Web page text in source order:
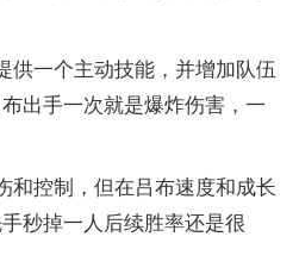
供一个主动技能，并增加队伍
出手一次就是爆炸伤害，一
和控制，但在吕布速度和成长
秒掉一人后续胜率还是很